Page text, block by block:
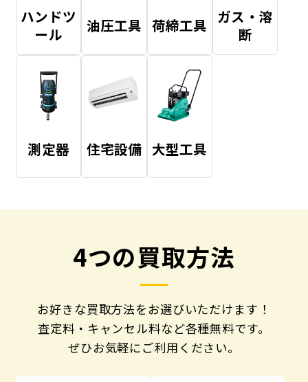
ハンドツ
ール
油圧工具 荷締工具 ガス・溶
断
測定器 住宅設備 大型工具
4つの買取方法
お好きな買取方法をお選びいただけます！
査定料・キャンセル料など各種無料です。
ぜひお気軽にご利用ください。